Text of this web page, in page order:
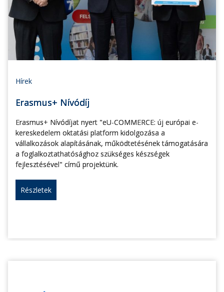
Hírek
Erasmus+ Nívódíj
Erasmus+ Nívódíjat nyert "eU-COMMERCE: új európai e-
kereskedelem oktatási platform kidolgozása a
vállalkozások alapításának, működtetésének támogatására
a foglalkoztathatósághoz szükséges készségek
fejlesztésével" című projektünk.
Részletek